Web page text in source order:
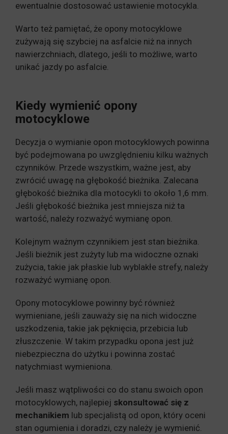
ewentualnie dostosować ustawienie motocykla.
Warto też pamiętać, że opony motocyklowe
zużywają się szybciej na asfalcie niż na innych
nawierzchniach, dlatego, jeśli to możliwe, warto
unikać jazdy po asfalcie.
Kiedy wymienić opony
motocyklowe
Decyzja o wymianie opon motocyklowych powinna
być podejmowana po uwzględnieniu kilku ważnych
czynników. Przede wszystkim, ważne jest, aby
zwrócić uwagę na głębokość bieżnika. Zalecana
głębokość bieżnika dla motocykli to około 1,6 mm.
Jeśli głębokość bieżnika jest mniejsza niż ta
wartość, należy rozważyć wymianę opon.
Kolejnym ważnym czynnikiem jest stan bieżnika.
Jeśli bieżnik jest zużyty lub ma widoczne oznaki
zużycia, takie jak płaskie lub wyblakłe strefy, należy
rozważyć wymianę opon.
Opony motocyklowe powinny być również
wymieniane, jeśli zauważy się na nich widoczne
uszkodzenia, takie jak pęknięcia, przebicia lub
złuszczenie. W takim przypadku opona jest już
niebezpieczna do użytku i powinna zostać
natychmiast wymieniona.
Jeśli masz wątpliwości co do stanu swoich opon
motocyklowych, najlepiej skonsultować się z
mechanikiem lub specjalistą od opon, który oceni
stan ogumienia i doradzi, czy należy je wymienić.